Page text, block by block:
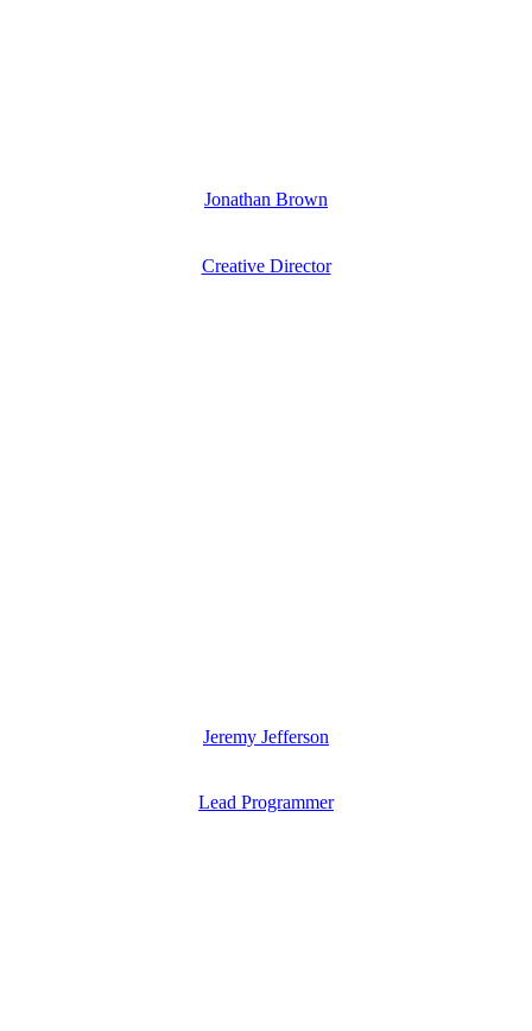
Jonathan Brown
Creative Director
Jeremy Jefferson
Lead Programmer